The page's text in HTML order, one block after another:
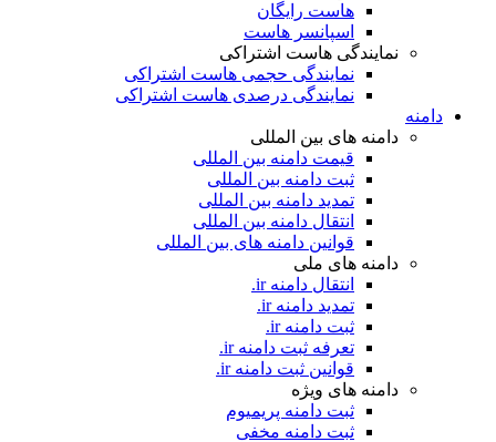
هاست رایگان
اسپانسر هاست
نمایندگی هاست اشتراکی
نمایندگی حجمی هاست اشتراکی
نمایندگی درصدی هاست اشتراکی
دامنه
دامنه های بین المللی
قیمت دامنه بین المللی
ثبت دامنه بین المللی
تمدید دامنه بین المللی
انتقال دامنه بین المللی
قوانین دامنه های بین المللی
دامنه های ملی
انتقال دامنه ir.
تمدید دامنه ir.
ثبت دامنه ir.
تعرفه ثبت دامنه ir.
قوانین ثبت دامنه ir.
دامنه های ویژه
ثبت دامنه پریمیوم
ثبت دامنه مخفی